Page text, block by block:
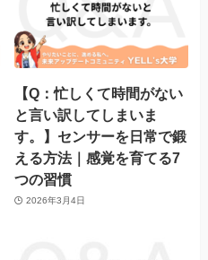
【Q：忙しくて時間がない
と言い訳してしまいま
す。】センサーを日常で鍛
える方法｜感覚を育てる7
つの習慣
2026年3月4日